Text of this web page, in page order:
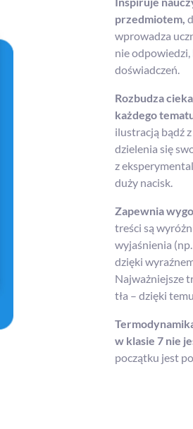
przedmiotem,
wprowadza
nie
doświadczeń.
Rozbudza
każdego
ilustracją bądź
dzielenia się
z
duży nacisk.
Zapewnia
treści są
wyjaśnienia
dzięki
Najważniejsze
tła – dzięki
w klasie 7 nie
początku jest